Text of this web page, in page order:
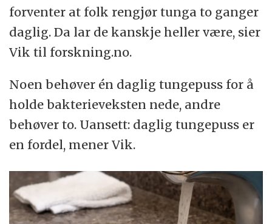
forventer at folk rengjør tunga to ganger
daglig. Da lar de kanskje heller være, sier
Vik til forskning.no.
Noen behøver én daglig tungepuss for å
holde bakterieveksten nede, andre
behøver to. Uansett: daglig tungepuss er
en fordel, mener Vik.